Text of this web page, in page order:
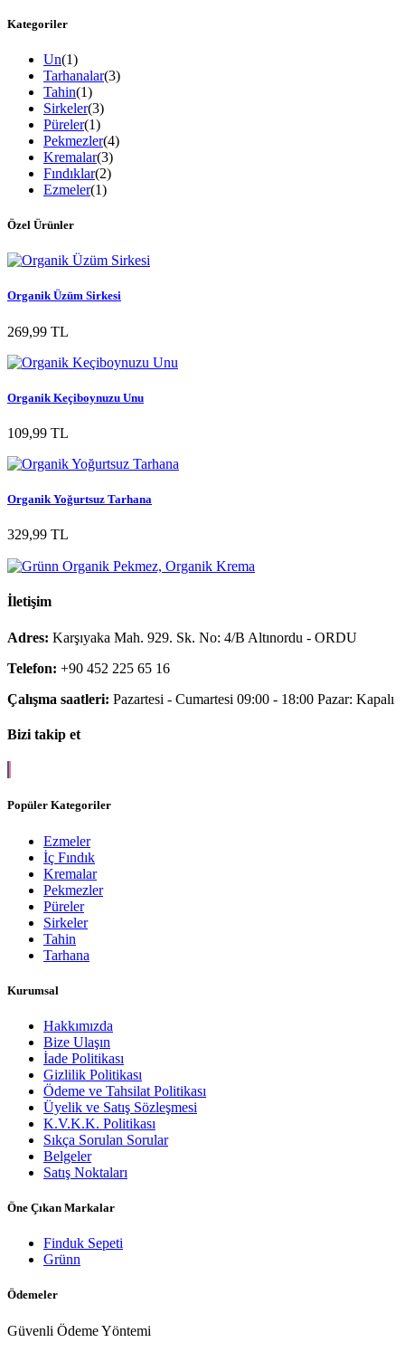
Kategoriler
Un(1)
Tarhanalar(3)
Tahin(1)
Sirkeler(3)
Püreler(1)
Pekmezler(4)
Kremalar(3)
Fındıklar(2)
Ezmeler(1)
Özel Ürünler
Organik Üzüm Sirkesi
269,99 TL
Organik Keçiboynuzu Unu
109,99 TL
Organik Yoğurtsuz Tarhana
329,99 TL
İletişim
Adres: Karşıyaka Mah. 929. Sk. No: 4/B Altınordu - ORDU
Telefon: +90 452 225 65 16
Çalışma saatleri: Pazartesi - Cumartesi 09:00 - 18:00 Pazar: Kapalı
Bizi takip et
Popüler Kategoriler
Ezmeler
İç Fındık
Kremalar
Pekmezler
Püreler
Sirkeler
Tahin
Tarhana
Kurumsal
Hakkımızda
Bize Ulaşın
İade Politikası
Gizlilik Politikası
Ödeme ve Tahsilat Politikası
Üyelik ve Satış Sözleşmesi
K.V.K.K. Politikası
Sıkça Sorulan Sorular
Belgeler
Satış Noktaları
Öne Çıkan Markalar
Finduk Sepeti
Grünn
Ödemeler
Güvenli Ödeme Yöntemi